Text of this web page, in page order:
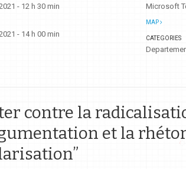
- 12 h 30 min
- 14 h 00 min
Microsoft
MAP
CATEGORIES
contre la
et la